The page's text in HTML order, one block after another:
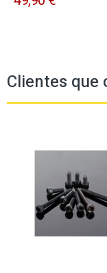
Clientes